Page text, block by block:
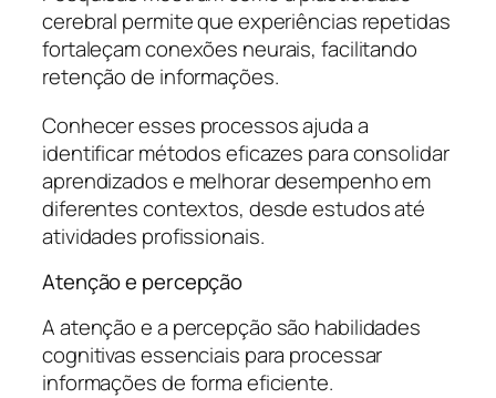
cerebral permite que experiências repetidas
fortaleçam conexões neurais, facilitando
retenção de informações.
Conhecer esses processos ajuda a
identificar métodos eficazes para consolidar
aprendizados e melhorar desempenho em
diferentes contextos, desde estudos até
atividades profissionais.
Atenção e percepção
A atenção e a percepção são habilidades
cognitivas essenciais para processar
informações de forma eficiente.